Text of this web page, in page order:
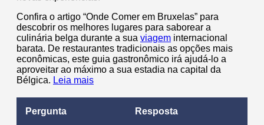
Confira o artigo “Onde Comer em Bruxelas” para
descobrir os melhores lugares para saborear a
culinária belga durante a sua viagem internacional
barata. De restaurantes tradicionais as opções mais
econômicas, este guia gastronômico irá ajudá-lo a
aproveitar ao máximo a sua estadia na capital da
Bélgica. Leia mais
Pergunta Resposta